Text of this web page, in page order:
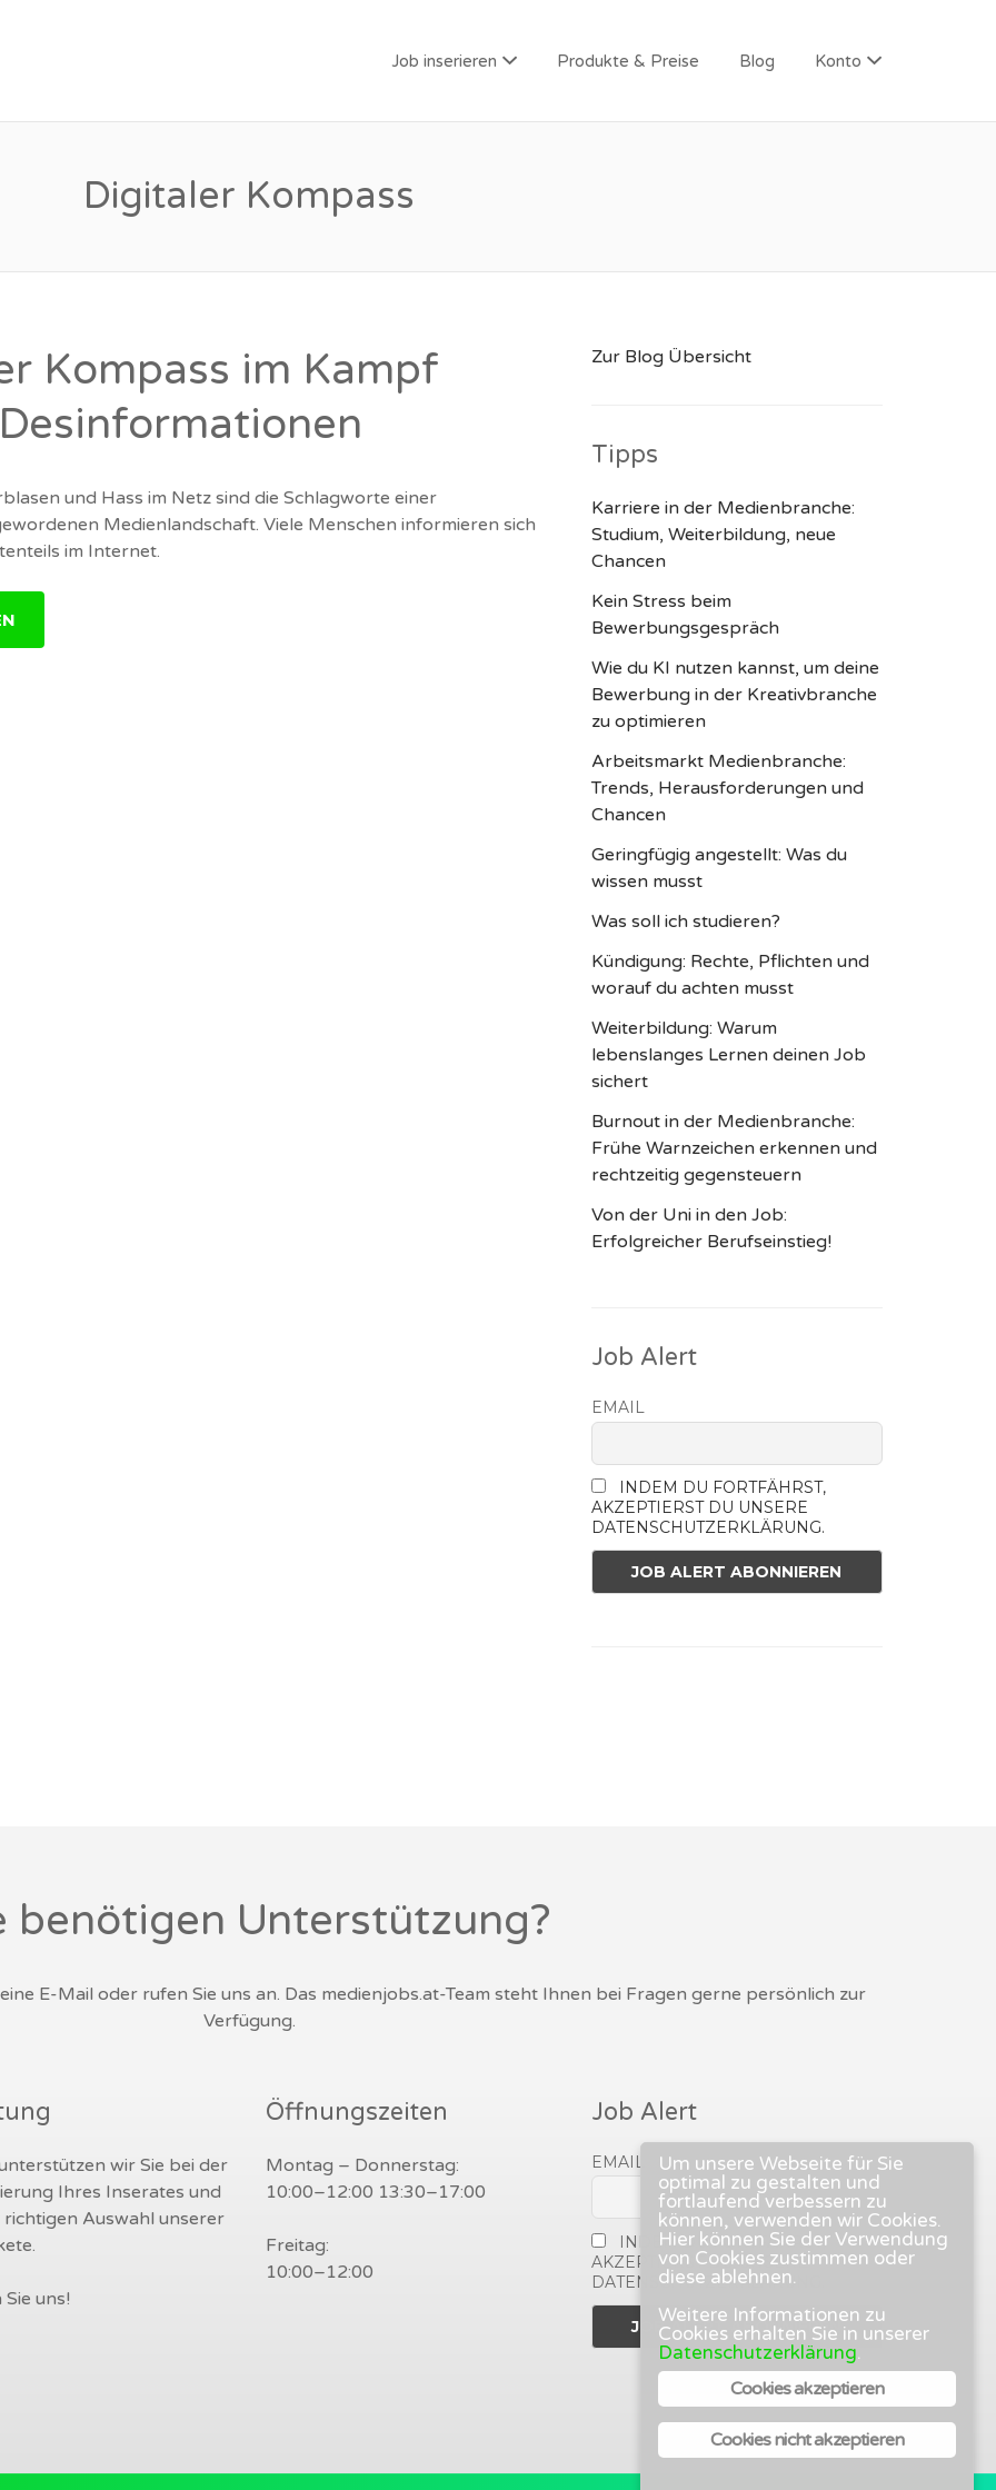
Job inserieren Produkte & Preise Blog Konto
Digitaler Kompass
Kompass im Kampf
und Hass im Netz sind die Schlagworte einer
Medienlandschaft. Viele Menschen informieren sich
im Internet.
Zur Blog Übersicht
Tipps
Karriere in der Medienbranche:
Studium, Weiterbildung, neue
Chancen
Kein Stress beim
Bewerbungsgespräch
Wie du KI nutzen kannst, um deine
Bewerbung in der Kreativbranche
zu optimieren
Arbeitsmarkt Medienbranche:
Trends, Herausforderungen und
Chancen
Geringfügig angestellt: Was du
wissen musst
Was soll ich studieren?
Kündigung: Rechte, Pflichten und
worauf du achten musst
Weiterbildung: Warum
lebenslanges Lernen deinen Job
sichert
Burnout in der Medienbranche:
Frühe Warnzeichen erkennen und
rechtzeitig gegensteuern
Von der Uni in den Job:
Erfolgreicher Berufseinstieg!
Job Alert
EMAIL
INDEM DU FORTFÄHRST,
AKZEPTIERST DU UNSERE
DATENSCHUTZERKLÄRUNG.
benötigen Unterstützung?
E-Mail oder rufen Sie uns an. Das medienjobs.at-Team steht Ihnen bei Fragen gerne persönlich zur
Verfügung.
wir Sie bei der
Ihres Inserates und
Auswahl unserer
uns!
Öffnungszeiten
Montag – Donnerstag:
10:00–12:00 13:30–17:00
Freitag:
10:00–12:00
Job Alert
EMAIL
INDEM DU FORTFÄHRST,
AKZEPTIERST DU UNSERE
DATENSCHUTZERKLÄRUNG.
Um unsere Webseite für Sie
optimal zu gestalten und
fortlaufend verbessern zu
können, verwenden wir Cookies.
Hier können Sie der Verwendung
von Cookies zustimmen oder
diese ablehnen.
Weitere Informationen zu
Cookies erhalten Sie in unserer
Datenschutzerklärung.
Cookies akzeptieren
Cookies nicht akzeptieren